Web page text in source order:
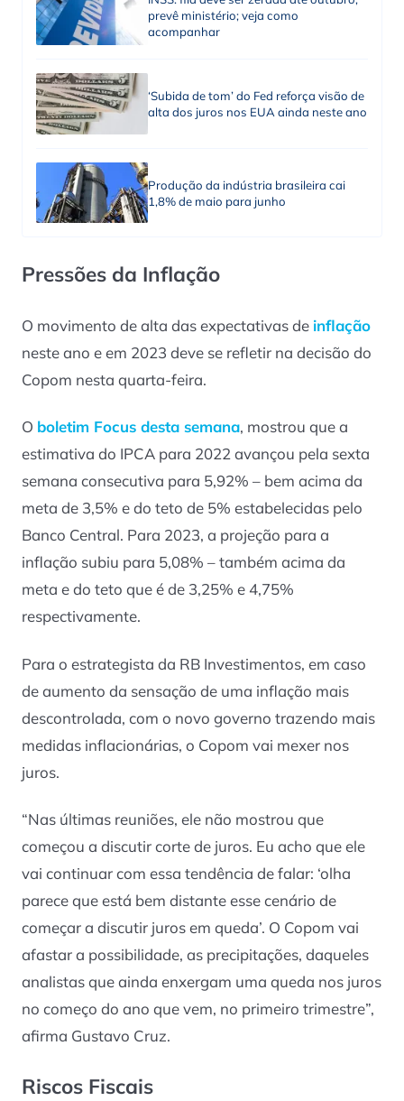
prevê ministério; veja como
acompanhar
‘Subida de tom’ do Fed reforça visão de
alta dos juros nos EUA ainda neste ano
Produção da indústria brasileira cai
1,8% de maio para junho
Pressões da Inflação
O movimento de alta das expectativas de inflação
neste ano e em 2023 deve se refletir na decisão do
Copom nesta quarta-feira.
O boletim Focus desta semana, mostrou que a
estimativa do IPCA para 2022 avançou pela sexta
semana consecutiva para 5,92% – bem acima da
meta de 3,5% e do teto de 5% estabelecidas pelo
Banco Central. Para 2023, a projeção para a
inflação subiu para 5,08% – também acima da
meta e do teto que é de 3,25% e 4,75%
respectivamente.
Para o estrategista da RB Investimentos, em caso
de aumento da sensação de uma inflação mais
descontrolada, com o novo governo trazendo mais
medidas inflacionárias, o Copom vai mexer nos
juros.
“Nas últimas reuniões, ele não mostrou que
começou a discutir corte de juros. Eu acho que ele
vai continuar com essa tendência de falar: ‘olha
parece que está bem distante esse cenário de
começar a discutir juros em queda’. O Copom vai
afastar a possibilidade, as precipitações, daqueles
analistas que ainda enxergam uma queda nos juros
no começo do ano que vem, no primeiro trimestre”,
afirma Gustavo Cruz.
Riscos Fiscais